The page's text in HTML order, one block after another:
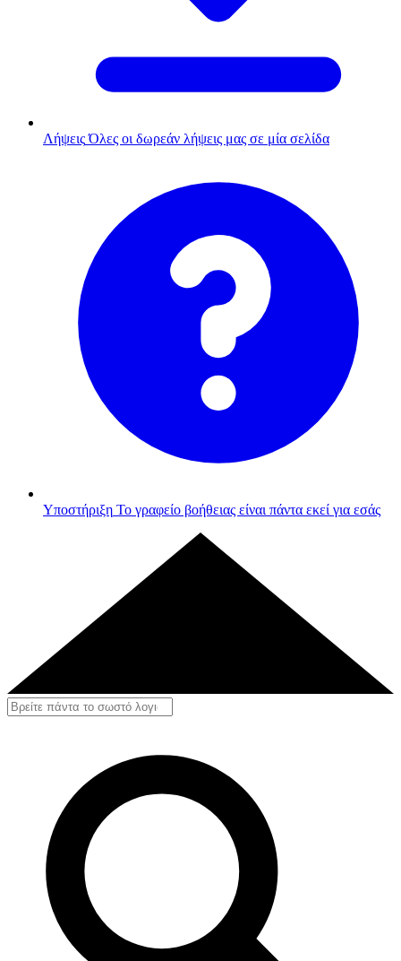
Λήψεις Όλες οι δωρεάν λήψεις μας σε μία σελίδα
Υποστήριξη Το γραφείο βοήθειας είναι πάντα εκεί για εσάς